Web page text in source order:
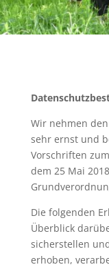
Wir nehmen
sehr ernst und
Vorschriften
dem 25 Mai
Die folgenden
Überblick
sicherstellen
erhoben,